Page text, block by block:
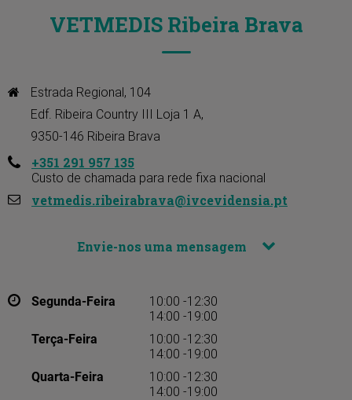
VETMEDIS Ribeira Brava
Estrada Regional, 104
Edf. Ribeira Country III Loja 1 A,
9350-146 Ribeira Brava
+351 291 957 135
Custo de chamada para rede fixa nacional
vetmedis.ribeirabrava@ivcevidensia.pt
Envie-nos uma mensagem
Segunda-Feira
10:00 -12:30
14:00 -19:00
Terça-Feira
10:00 -12:30
14:00 -19:00
Quarta-Feira
10:00 -12:30
14:00 -19:00